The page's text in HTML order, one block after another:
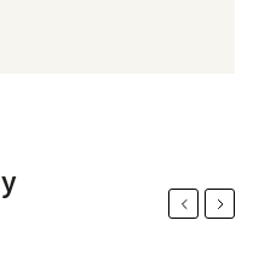
PreviousNext